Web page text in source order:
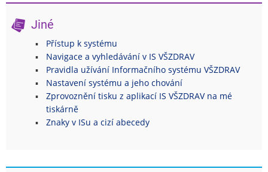
Jiné
Přístup k systému
Navigace a vyhledávání v IS VŠZDRAV
Pravidla užívání Informačního systému VŠZDRAV
Nastavení systému a jeho chování
Zprovoznění tisku z aplikací IS VŠZDRAV na mé
tiskárně
Znaky v ISu a cizí abecedy